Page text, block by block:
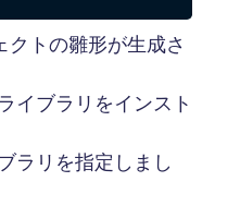
トの雛形が生成さ
イブラリをインスト
ラリを指定しまし